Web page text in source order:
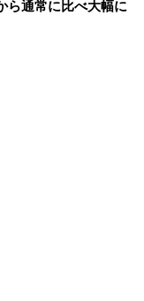
ら通常に比べ大幅に